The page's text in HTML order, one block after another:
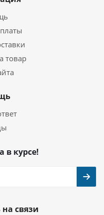
товар
в курсе!
связи